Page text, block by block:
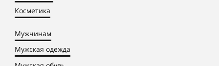
Косметика
Мужчинам
Мужская одежда